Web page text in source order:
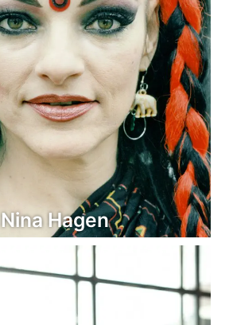
Nina Hagen